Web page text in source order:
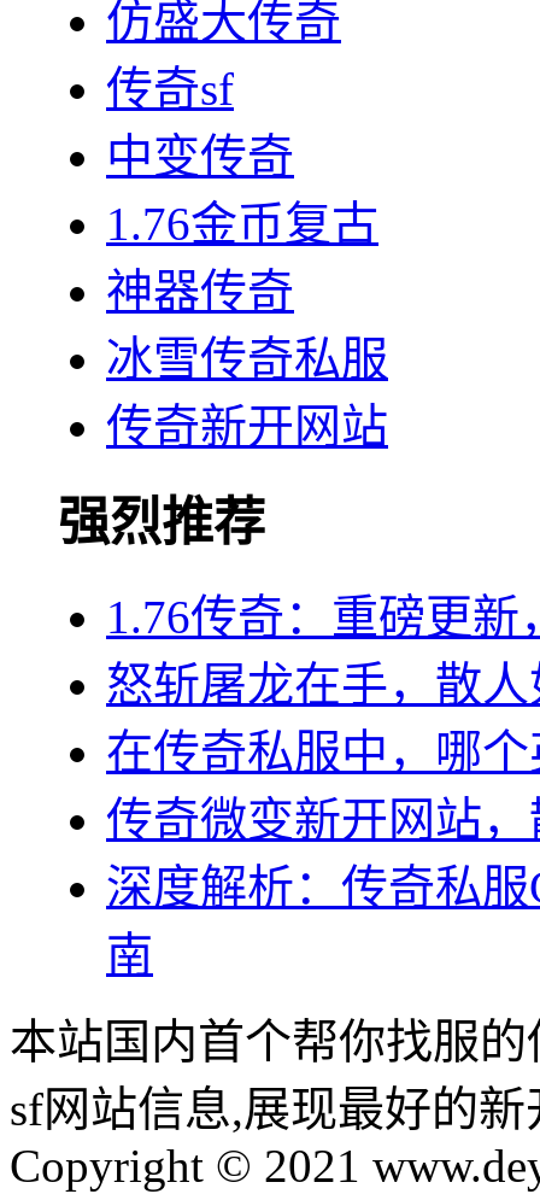
仿盛大传奇
传奇sf
中变传奇
1.76金币复古
神器传奇
冰雪传奇私服
传奇新开网站
强烈推荐
1.76传奇：重磅更
怒斩屠龙在手，散
在传奇私服中，哪
传奇微变新开网站
深度解析：传奇私
南
本站国内首个帮你找服
sf网站信息,展现最好的
Copyright © 2021